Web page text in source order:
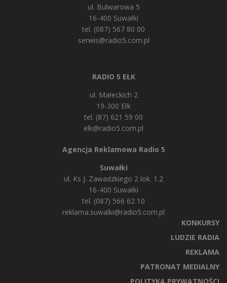
ul. Bulwarowa 5
16-400 Suwałki
tel. (087) 567 80 00
serwis@radio5.com.pl
RADIO 5 EŁK
ul. Małeckich 2
19-300 Ełk
tel. (87) 621 59 00
elk@radio5.com.pl
Agencja Reklamowa Radio 5
Suwałki
ul. Ks J. Zawadzkiego 2 lok. 1.2
16-400 Suwałki
tel. (087) 566 62 10
reklama.suwalki@radio5.com.pl
KONKURSY
LUDZIE RADIA
REKLAMA
PATRONAT MEDIALNY